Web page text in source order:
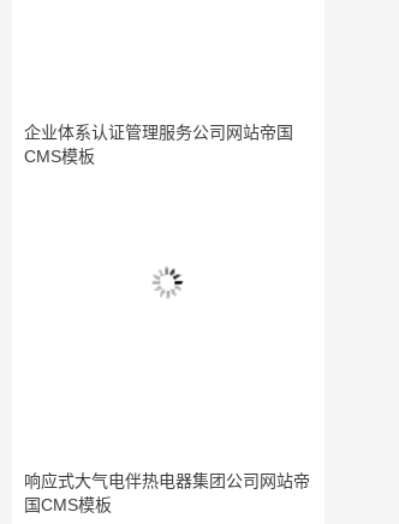
企业体系认证管理服务公司网站帝国
CMS模板
响应式大气电伴热电器集团公司网站帝
国CMS模板